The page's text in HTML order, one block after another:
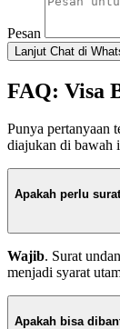
Pesan
Lanjut Chat di
FAQ: Visa
Punya pertanyaan
diajukan di bawah
Apakah perlu
Wajib. Surat
menjadi syarat
Apakah bisa